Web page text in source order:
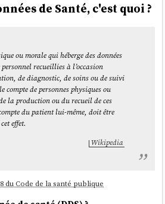
de Santé, c'est quoi ?
ou morale qui héberge des données
recueillies à l’occasion
de diagnostic, de soins ou de suivi
compte de personnes physiques ou
la production ou du recueil de ces
du patient lui-même, doit être
effet.
Wikipedia
du Code de la santé publique